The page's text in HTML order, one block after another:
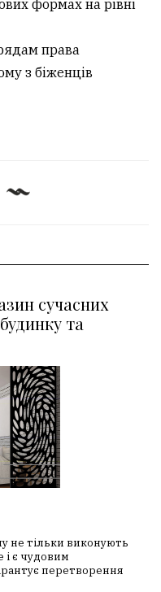
формах на рівні
права
з біженців
сучасних
та
не тільки виконують
і є чудовим
перетворення